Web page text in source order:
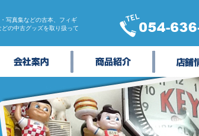
写真集などの古本、フィギ
の中古グッズを取り扱って